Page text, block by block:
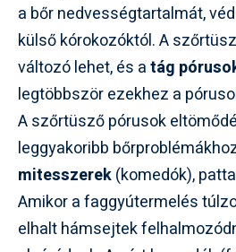
a bőr nedvességtartalmát,
külső kórokozóktól. A
változó lehet, és atág
legtöbbször ezekhez a
A szőrtüsző pórusok
leggyakoribb
mitesszerek(komedók),
Amikor a faggyútermelés
elhalt hámsejtek